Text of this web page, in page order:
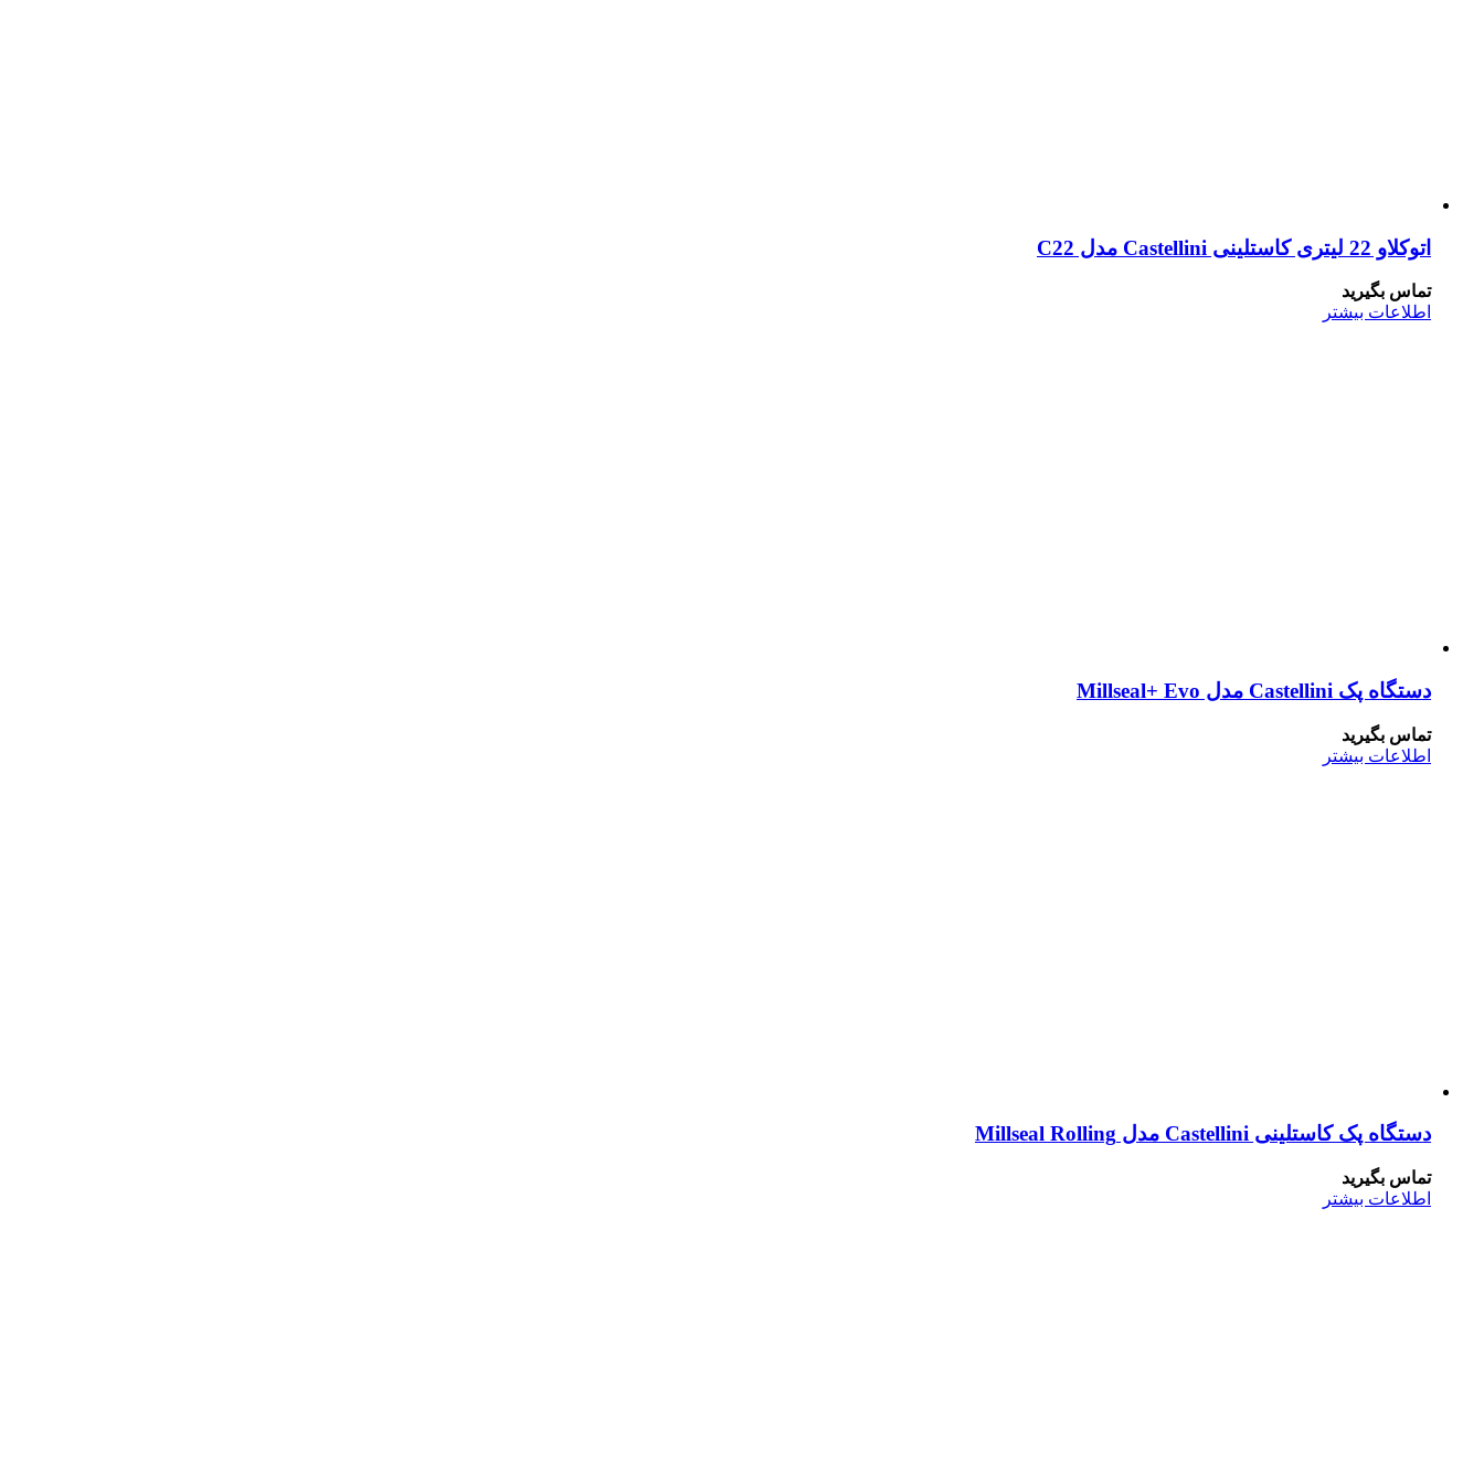
اتوکلاو 22 لیتری کاستلینی Castellini مدل C22
تماس بگیرید
اطلاعات بیشتر
دستگاه پک Castellini مدل Millseal+ Evo
تماس بگیرید
اطلاعات بیشتر
دستگاه پک کاستلینی Castellini مدل Millseal Rolling
تماس بگیرید
اطلاعات بیشتر